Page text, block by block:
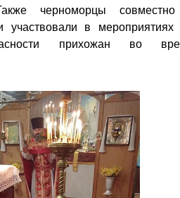
черноморцы
участвовали в мероприятиях
прихожан во